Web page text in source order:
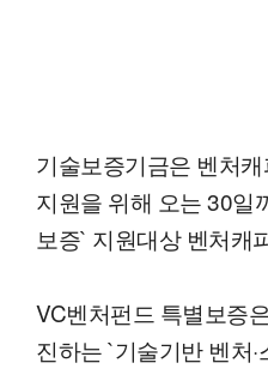
기술보증기금은 벤처
지원을 위해 오는 30일
보증` 지원대상 벤처캐
VC벤처펀드 특별보증
진하는 `기술기반 벤처